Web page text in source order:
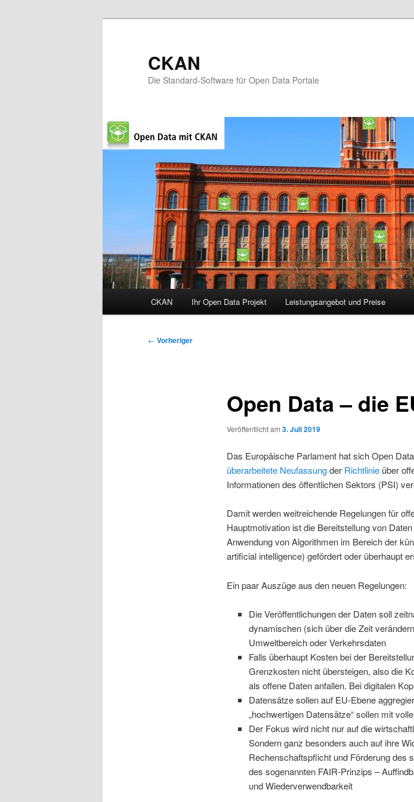
CKAN
Die Standard-Software für Open Data Portale
Zum
CKAN Ihr Open Data Projekt Leistungsangebot und Preise
Beitragsnavigation
← Vorheriger
Open Data – die
Veröffentlicht am 3. Juli 2019
Das Europäische Parlament hat sich Open
überarbeitete Neufassungder Richtlinieüber
Informationen des öffentlichen Sektors (PSI)
Damit werdenweitreichende Regelungen für
Hauptmotivation ist die Bereitstellung von
Anwendung von Algorithmen im Bereich der
artificial intelligence) gefördert oder überhaupt
Ein paar Auszüge aus den neuen Regelungen:
Die Veröffentlichungen der Daten soll
dynamischen (sich über die Zeit
Umweltbereich oder Verkehrsdaten
Falls überhaupt Kosten bei der
Grenzkosten nicht übersteigen, also die
als offene Daten anfallen. Bei digitalen
Datensätze sollen auf EU-Ebene
„hochwertigen Datensätze“ sollen mit
Der Fokus wird nicht nur auf die
Sondern ganz besonders auch auf ihre
Rechenschaftspflicht und Förderung des
des sogenannten FAIR-Prinzips –
und Wiederverwendbarkeit